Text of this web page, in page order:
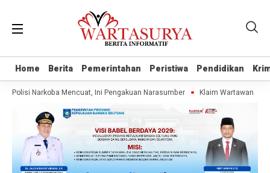
Home Berita Pemerintahan Peristiwa Pendidikan
Home Berita Pemerintahan Peristiwa Pendidikan
Narkoba Mencuat, Ini Pengakuan Narasumber Klaim Wartawan Tanpa